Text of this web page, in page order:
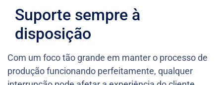
Suporte sempre à
disposição
Com um foco tão grande em manter o processo de
produção funcionando perfeitamente, qualquer